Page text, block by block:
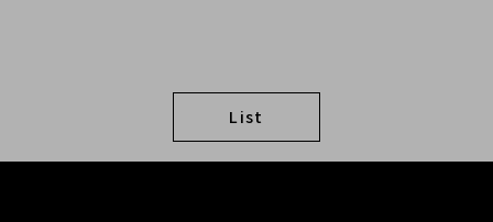
List